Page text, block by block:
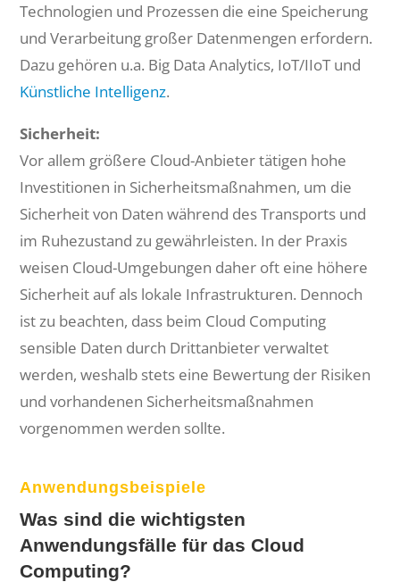
Technologien und Prozessen die eine Speicherung
und Verarbeitung großer Datenmengen erfordern.
Dazu gehören u.a. Big Data Analytics, IoT/IIoT und
Künstliche Intelligenz.
Sicherheit:
Vor allem größere Cloud-Anbieter tätigen hohe
Investitionen in Sicherheitsmaßnahmen, um die
Sicherheit von Daten während des Transports und
im Ruhezustand zu gewährleisten. In der Praxis
weisen Cloud-Umgebungen daher oft eine höhere
Sicherheit auf als lokale Infrastrukturen. Dennoch
ist zu beachten, dass beim Cloud Computing
sensible Daten durch Drittanbieter verwaltet
werden, weshalb stets eine Bewertung der Risiken
und vorhandenen Sicherheitsmaßnahmen
vorgenommen werden sollte.
Anwendungsbeispiele
Was sind die wichtigsten
Anwendungsfälle für das Cloud
Computing?